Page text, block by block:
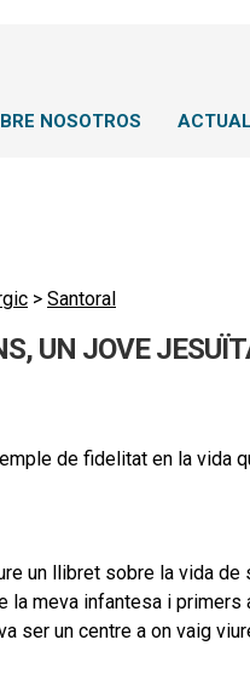
NOSOTROS
> Santoral
UN JOVE
de fidelitat en la vida
un llibret sobre la vida
meva infantesa i primers
ser un centre a on vaig